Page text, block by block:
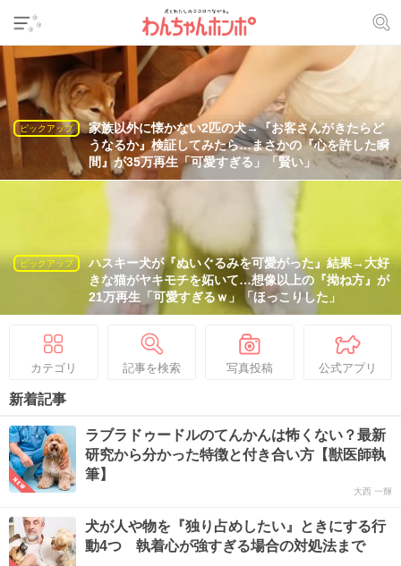
ピックアップ
家族以外に懐かない2匹の犬→『お客さんがきたらど
うなるか』検証してみたら…まさかの『心を許した瞬
間』が35万再生「可愛すぎる」「賢い」
ピックアップ
ハスキー犬が『ぬいぐるみを可愛がった』結果→大好
きな猫がヤキモチを妬いて…想像以上の『拗ね方』が
21万再生「可愛すぎるｗ」「ほっこりした」
カテゴリ 記事を検索 写真投稿 公式アプリ
新着記事
ラブラドゥードルのてんかんは怖くない？最新
研究から分かった特徴と付き合い方【獣医師執
筆】
大西 一輝
犬が人や物を『独り占めしたい』ときにする行
動4つ 執着心が強すぎる場合の対処法まで